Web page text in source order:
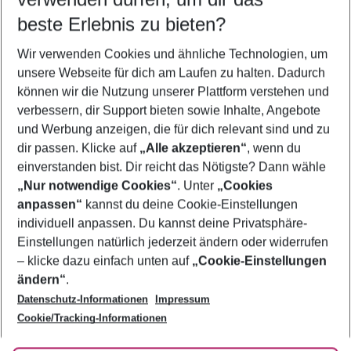
5-8 Nächte
2 Erwachsene Keine Kinder
Mehr Filter anzeigen
Footer
Footer navigation
Über uns
AGB
Bestpreisgarantie
Cookie-Einstellungen ändern
Cookie-Richtlinie
Agenturbetreuung
Barrierefreies Reisen
Folge uns
beste Erlebnis zu bieten?
Wir verwenden Cookies und ähnliche Technologien, um
unsere Webseite für dich am Laufen zu halten. Dadurch
können wir die Nutzung unserer Plattform verstehen und
verbessern, dir Support bieten sowie Inhalte, Angebote
und Werbung anzeigen, die für dich relevant sind und zu
dir passen. Klicke auf „Alle akzeptieren“, wenn du
einverstanden bist. Dir reicht das Nötigste? Dann wähle
„Nur notwendige Cookies“. Unter „Cookies
anpassen“ kannst du deine Cookie-Einstellungen
individuell anpassen. Du kannst deine Privatsphäre-
Einstellungen natürlich jederzeit ändern oder widerrufen
– klicke dazu einfach unten auf „Cookie-Einstellungen
ändern“.
Datenschutz-Informationen
Impressum
Cookie/Tracking-Informationen